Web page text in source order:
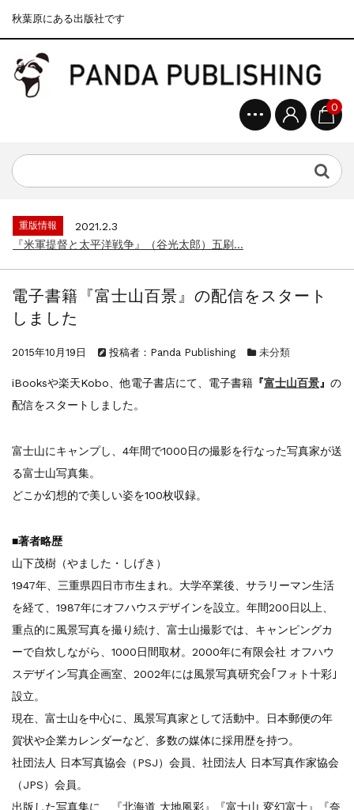
秋葉原にある出版社です
0
『F-2超入門』（関 賢太郎）三刷...
重版情報
2021.3.25
重版情報
2021.2.3
『米軍提督と太平洋戦争』（谷光太郎）五刷...
重版情報
2020.12.18
『日本陸海軍はなぜロジスティクスを軽視し...
『F-2超入門』（関 賢太郎）三刷...
重版情報
2021.3.25
重版情報
重版情報
2020.12.18
『「砲兵」から見た世界大戦』（古峰文三）...
重版情報
2020.12.18
『F-2超入門』（関 賢太郎）三刷...
電子書籍『富士山百景』の配信をスタート
しました
2015年10月19日 投稿者：Panda Publishing 未分類
iBooksや楽天Kobo、他電子書店にて、電子書籍『富士山百景』 の
配信をスタートしました。
富士山にキャンプし、4年間で1000日の撮影を行なった写真家が送
る富士山写真集。
どこか幻想的で美しい姿を100枚収録。
■著者略歴
山下茂樹（やました・しげき）
1947年、三重県四日市市生まれ。大学卒業後、サラリーマン生活
を経て、1987年にオフハウスデザインを設立。年間200日以上、
重点的に風景写真を撮り続け、富士山撮影では、キャンピングカ
ーで自炊しながら、1000日間取材。2000年に有限会社 オフハウ
スデザイン写真企画室、2002年には風景写真研究会｢フォト十彩｣
設立。
現在、富士山を中心に、風景写真家として活動中。日本郵便の年
賀状や企業カレンダーなど、多数の媒体に採用歴を持つ。
社団法人 日本写真協会（PSJ）会員、社団法人 日本写真作家協会
（JPS）会員。
出版した写真集に、『北海道 大地風彩』『富士山 変幻富士』『奈